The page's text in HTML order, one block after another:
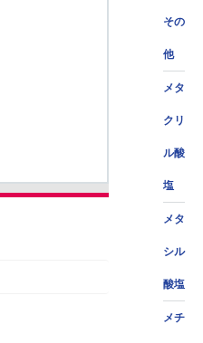
その
他
メタ
クリ
ル酸
塩
メタ
シル
酸塩
メチ